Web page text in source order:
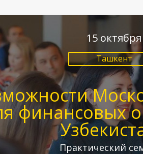
15 октября
Ташкент
финансовых
Практический